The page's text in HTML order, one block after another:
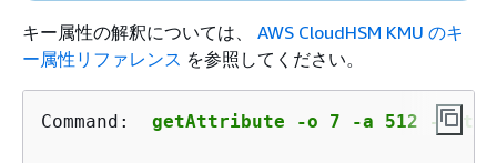
キー属性の解釈については、 AWS CloudHSM KMU のキ
ー属性リファレンス を参照してください。
Command: getAttribute -o 7 -a 512 -out